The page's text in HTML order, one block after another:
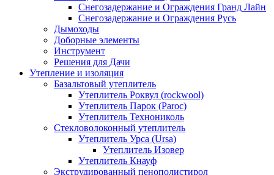
Снегозадержание и Ограждения Гранд Лайн
Снегозадержание и Ограждения Русь
Дымоходы
Доборные элементы
Инструмент
Решения для Дачи
Утепление и изоляция
Базальтовый утеплитель
Утеплитель Роквул (rockwool)
Утеплитель Парок (Paroc)
Утеплитель Технониколь
Стекловолоконный утеплитель
Утеплитель Урса (Ursa)
Утеплитель Изовер
Утеплитель Кнауф
Экструдированный пенополистирол